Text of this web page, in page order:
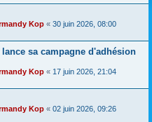
Kop « 30 juin 2026, 08:00
sa campagne d'adhésion
Kop « 17 juin 2026, 21:04
Kop « 02 juin 2026, 09:26